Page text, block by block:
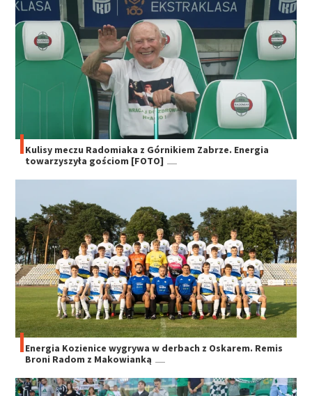
Kulisy meczu Radomiaka z Górnikiem Zabrze. Energia
towarzyszyła gościom [FOTO]
Energia Kozienice wygrywa w derbach z Oskarem. Remis
Broni Radom z Makowianką